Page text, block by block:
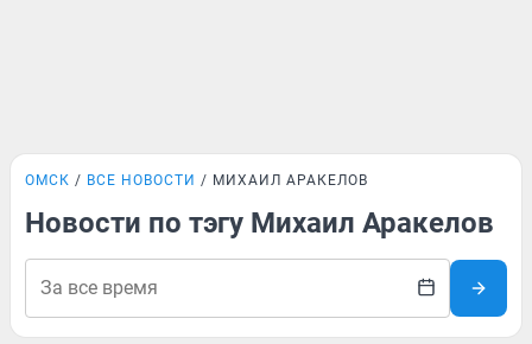
ОМСК ВСЕ НОВОСТИ МИХАИЛ АРАКЕЛОВ
Новости по тэгу Михаил Аракелов